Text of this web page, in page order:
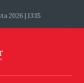
2026 | 13:15